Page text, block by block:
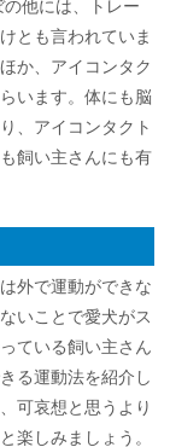
他には、トレー
とも言われていま
か、アイコンタク
います。体にも脳
、アイコンタクト
飼い主さんにも有
外で運動ができな
いことで愛犬がス
ている飼い主さん
る運動法を紹介し
可哀想と思うより
楽しみましょう。